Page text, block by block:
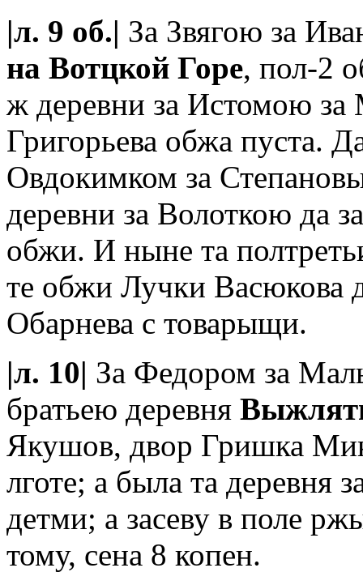
|л. 9 об.| За Звягою за
на Вотцкой Горе, пол-2
ж деревни за Истомою
Григорьева обжа пуста.
Овдокимком за
деревни за Волоткою да
обжи. И ныне та
те обжи Лучки Васюкова
Обарнева с товарыщи.
|л. 10| За Федором за
братьею деревня
Якушов, двор Гришка
лготе; а была та деревня
детми; а засеву в поле
тому, сена 8 копен.